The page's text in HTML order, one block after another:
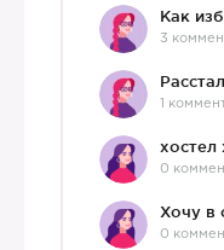
Как
3
1
хостел
0
Хочу в
0